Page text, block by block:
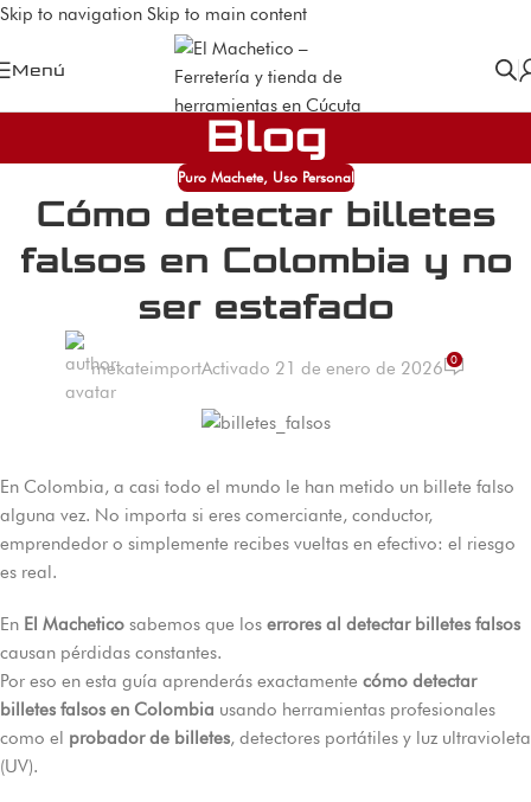
Skip to navigation Skip to main content
Menú
Blog
Puro Machete, Uso Personal
Cómo detectar billetes
falsos en Colombia y no
ser estafado
mekateimportActivado 21 de enero de 2026 0
En Colombia, a casi todo el mundo le han metido un billete falso
alguna vez. No importa si eres comerciante, conductor,
emprendedor o simplemente recibes vueltas en efectivo: el riesgo
es real.
En El Machetico sabemos que los errores al detectar billetes falsos
causan pérdidas constantes.
Por eso en esta guía aprenderás exactamente cómo detectar
billetes falsos en Colombia usando herramientas profesionales
como el probador de billetes, detectores portátiles y luz ultravioleta
(UV).